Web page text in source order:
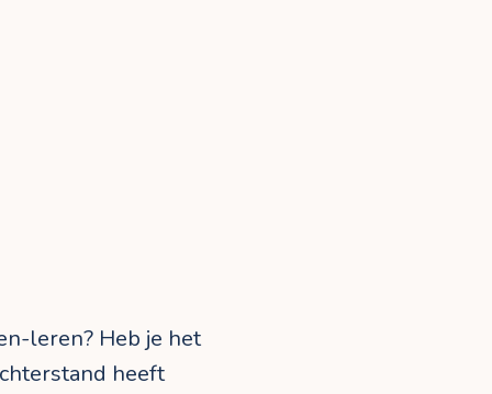
leren? Heb je het
heeft